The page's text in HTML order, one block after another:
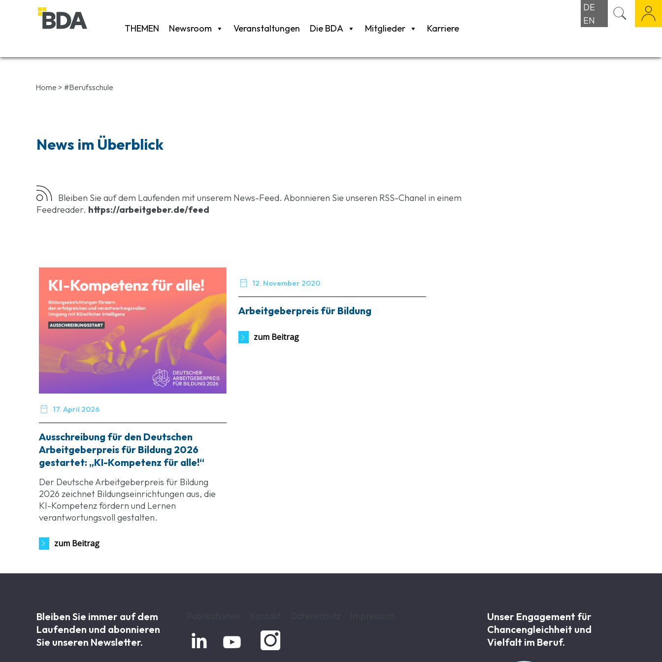
THEMEN Newsroom Veranstaltungen Die BDA Mitglieder Karriere
DE
EN
Home > #Berufsschule
News im Überblick
Bleiben Sie auf dem Laufenden mit unserem News-Feed. Abonnieren Sie unseren RSS-Chanel in einem
Feedreader. https://arbeitgeber.de/feed
 17. April 2026
Ausschreibung für den Deutschen
Arbeitgeberpreis für Bildung 2026
gestartet: „KI-Kompetenz für alle!“
Der Deutsche Arbeitgeberpreis für Bildung
2026 zeichnet Bildungseinrichtungen aus, die
KI-Kompetenz fördern und Lernen
verantwortungsvoll gestalten.
zum Beitrag
 12. November 2020
Arbeitgeberpreis für Bildung
zum Beitrag
Bleiben Sie immer auf dem
Laufenden und abonnieren
Sie unseren Newsletter.
 
Unser Engagement für
Chancen­gleichheit und
Vielfalt im Beruf.